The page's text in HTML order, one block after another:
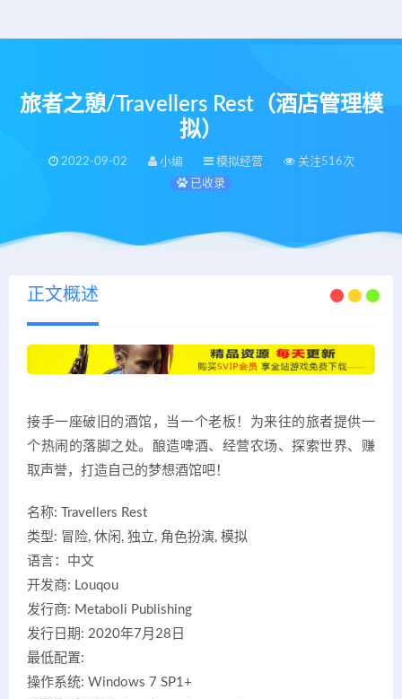
旅者之憩/Travellers Rest（酒店管理模
拟）
2022-09-02 小编 模拟经营
关注516次
已收录
正文概述
接手一座破旧的酒馆，当一个老板！为来往的旅者提供一
个热闹的落脚之处。酿造啤酒、经营农场、探索世界、赚
取声誉，打造自己的梦想酒馆吧！
名称: Travellers Rest
类型: 冒险, 休闲, 独立, 角色扮演, 模拟
语言：中文
开发商: Louqou
发行商: Metaboli Publishing
发行日期: 2020年7月28日
最低配置:
操作系统: Windows 7 SP1+